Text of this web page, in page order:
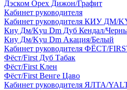
Дэском Орех Дижон/Графит
Кабинет руководителя
Кабинет руководителя КИУ ДМ/
Киу Дм/Kyu Dm Дуб Кендал/
Киу Дм/Kyu Dm Акация/Белый
Кабинет руководителя ФЁСТ/
Фёст/First Дуб Табак
Фёст/First Клен
Фёст/First Венге Цаво
Кабинет руководителя ЯЛТА/